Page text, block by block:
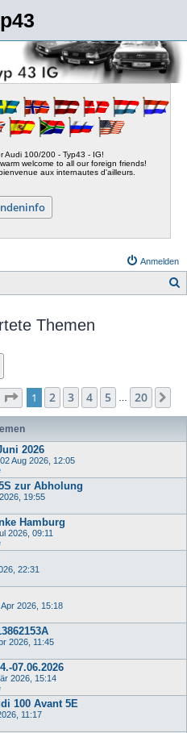
Audi 100/200 - Typ43 - IG!
welcome to all our foreign friends!
aux internautes d'ailleurs.
Anmelden
Themen
Seite 1 von 20
1 2 3 4 5 … 20
2026
02 Aug 2026, 12:05
zur Abholung
19:55
Hamburg
2026, 09:11
22:31
Apr 2026, 15:18
2026, 11:45
07.06.2026
2026, 15:14
100 Avant 5E
11:17